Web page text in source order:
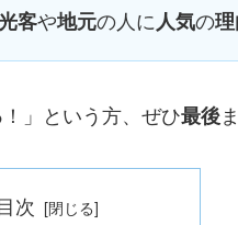
客や地元の人に人気の
！」という方、ぜひ最後
次